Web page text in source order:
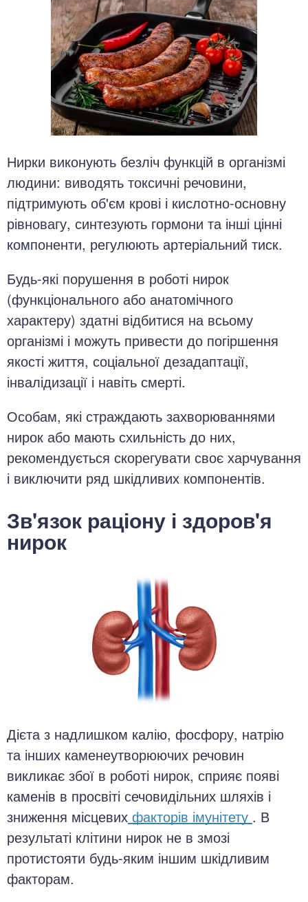
Нирки виконують безліч функцій в організмі
людини: виводять токсичні речовини,
підтримують об'єм крові і кислотно-основну
рівновагу, синтезують гормони та інші цінні
компоненти, регулюють артеріальний тиск.
Будь-які порушення в роботі нирок
(функціонального або анатомічного
характеру) здатні відбитися на всьому
організмі і можуть привести до погіршення
якості життя, соціальної дезадаптації,
інвалідизації і навіть смерті.
Особам, які страждають захворюваннями
нирок або мають схильність до них,
рекомендується скорегувати своє харчування
і виключити ряд шкідливих компонентів.
Зв'язок раціону і здоров'я
нирок
Дієта з надлишком калію, фосфору, натрію
та інших каменеутворюючих речовин
викликає збої в роботі нирок, сприяє появі
каменів в просвіті сечовидільних шляхів і
зниження місцевих факторів імунітету . В
результаті клітини нирок не в змозі
протистояти будь-яким іншим шкідливим
факторам.